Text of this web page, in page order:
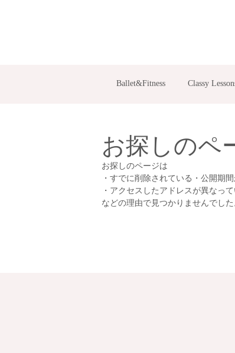
Ballet&Fitness Classy
お探しのペ
お探しのページは
・すでに削除されている・公開期
・アクセスしたアドレスが異なっ
などの理由で見つかりませんでした